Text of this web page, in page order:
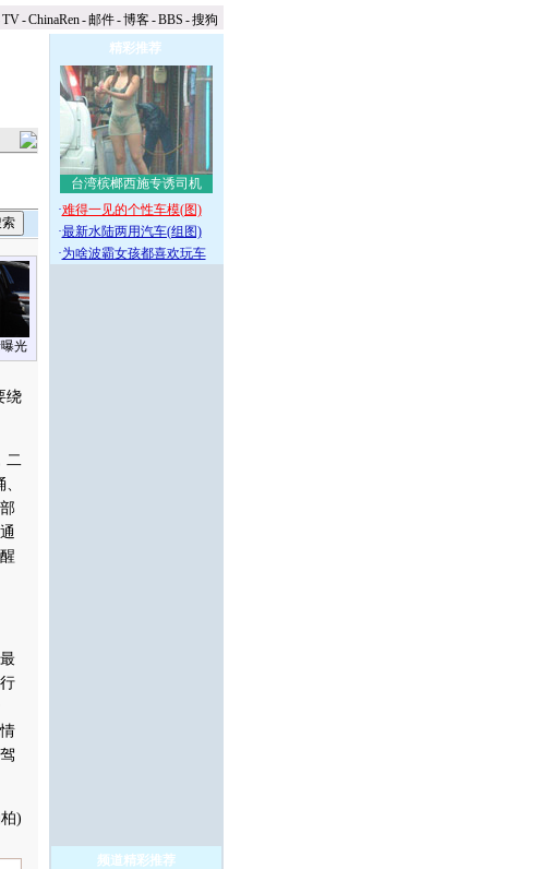
TV-ChinaRen-邮件-博客-BBS -搜狗
光
绕
二
)
精彩推荐
台湾槟榔西施专诱司机
·难得一见的个性车模(图)
·最新水陆两用汽车(组图)
·为啥波霸女孩都喜欢玩车
频道精彩推荐